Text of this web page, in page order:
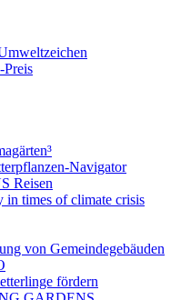
Preis
Navigator
Reisen
in times of climate crisis
von Gemeindegebäuden
fördern